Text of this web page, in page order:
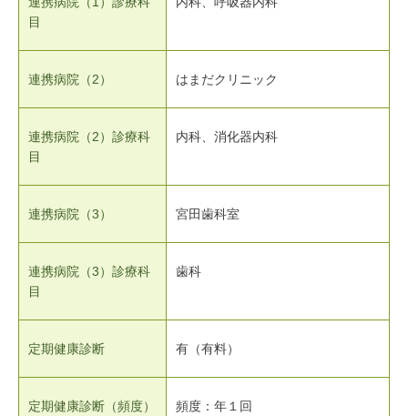
目
連携病院（2） はまだクリニック
連携病院（2）診療科
目
内科、消化器内科
連携病院（3） 宮田歯科室
連携病院（3）診療科
目
歯科
定期健康診断 有（有料）
定期健康診断（頻度） 頻度：年１回